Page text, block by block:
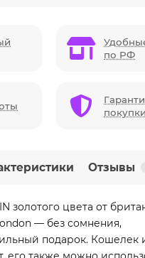
по РФ
покупки
Отзывы
золотого цвета от
— без сомнения,
подарок. Кошелек